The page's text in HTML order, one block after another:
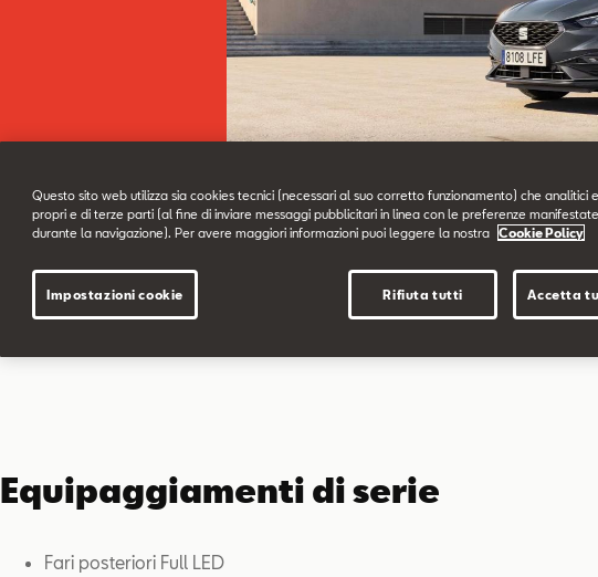
Equipaggiamenti di serie
Fari posteriori Full LED
Questo sito web utilizza sia cookies tecnici (necessari al suo corretto funzionamento) che analitici
propri e di terze parti (al fine di inviare messaggi pubblicitari in linea con le preferenze
durante la navigazione). Per avere maggiori informazioni puoi leggere la nostra
Cookie Policy
Rifiuta tutti Accetta
Impostazioni cookie